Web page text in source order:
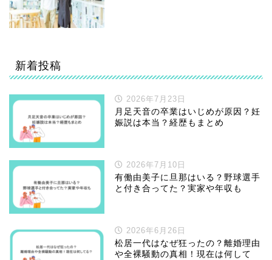
新着投稿
2026年7月23日
月足天音の卒業はいじめが原因？妊
娠説は本当？経歴もまとめ
2026年7月10日
有働由美子に旦那はいる？野球選手
と付き合ってた？実家や年収も
2026年6月26日
松居一代はなぜ狂ったの？離婚理由
や全裸騒動の真相！現在は何して